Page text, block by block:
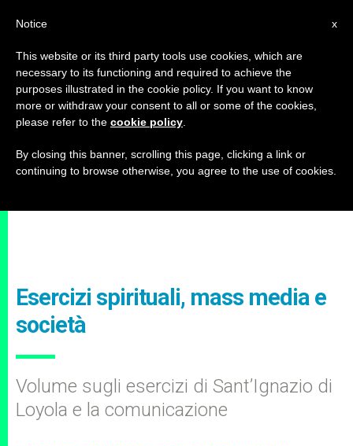
Esercizi spirituali, mass media e
società
Volume sugli esercizi di Sant’Ignazio di
Loyola e la comunicazione
x
Notice
This website or its third party tools use cookies, which are
necessary to its functioning and required to achieve the
purposes illustrated in the cookie policy. If you want to know
more or withdraw your consent to all or some of the cookies,
please refer to the cookie policy
By closing this banner, scrolling this page, clicking a link or
continuing to browse otherwise, you agree to the use of cookies.